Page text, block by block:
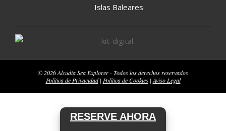
Islas Baleares
© 2026 Alcudia Sea Explorer - Todos los derechos reservados
Política de Privacidad| Política de Cookies| Aviso Legal
RESERVE AHORA